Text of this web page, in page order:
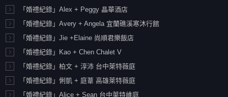
「婚禮紀錄」Alex + Peggy 晶華酒店
「婚禮紀錄」Avery + Angela 宜蘭礁溪寒沐行館
「婚禮紀錄」Jie +Elaine 尚順君樂飯店
「婚禮紀錄」Kao + Chen Chalet V
「婚禮紀錄」柏文 + 淳沛 台中萊特薇庭
「婚禮紀錄」俐凱 + 庭葦 高雄萊特薇庭
「婚禮紀錄」Alice + Sean 台中萊特維庭